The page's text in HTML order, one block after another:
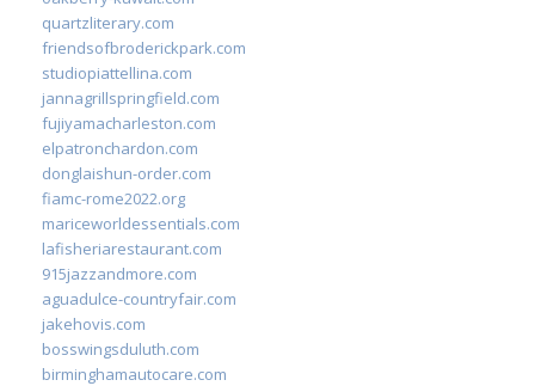
quartzliterary.com
friendsofbroderickpark.com
studiopiattellina.com
jannagrillspringfield.com
fujiyamacharleston.com
elpatronchardon.com
donglaishun-order.com
fiamc-rome2022.org
mariceworldessentials.com
lafisheriarestaurant.com
915jazzandmore.com
aguadulce-countryfair.com
jakehovis.com
bosswingsduluth.com
birminghamautocare.com